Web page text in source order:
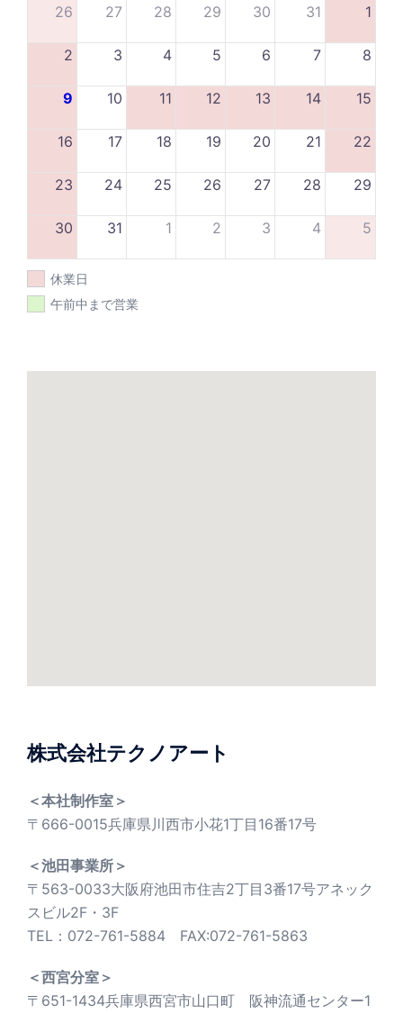
26 27 28 29 30 31 1
2 3 4 5 6 7 8
9 10 11 12 13 14 15
16 17 18 19 20 21 22
23 24 25 26 27 28 29
30 31 1 2 3 4 5
休業日
午前中まで営業
株式会社テクノアート
＜本社制作室＞
〒666-0015兵庫県川西市小花1丁目16番17号
＜池田事業所＞
〒563-0033大阪府池田市住吉2丁目3番17号アネック
スビル2F・3F
TEL：072-761-5884 FAX:072-761-5863
＜西宮分室＞
〒651-1434兵庫県西宮市山口町 阪神流通センター1